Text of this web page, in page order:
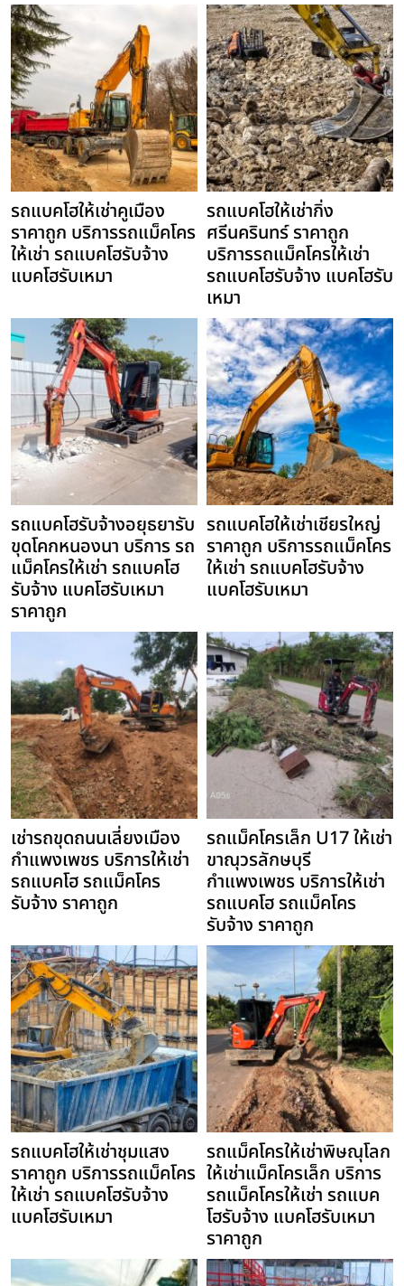
รถแบคโฮให้เช่าคูเมือง
ราคาถูก บริการรถแม็คโคร
ให้เช่า รถแบคโฮรับจ้าง
แบคโฮรับเหมา
รถแบคโฮให้เช่ากิ่ง
ศรีนครินทร์ ราคาถูก
บริการรถแม็คโครให้เช่า
รถแบคโฮรับจ้าง แบคโฮรับ
เหมา
รถแบคโฮรับจ้างอยุธยารับ
ขุดโคกหนองนา บริการ รถ
แม็คโครให้เช่า รถแบคโฮ
รับจ้าง แบคโฮรับเหมา
ราคาถูก
รถแบคโฮให้เช่าเชียรใหญ่
ราคาถูก บริการรถแม็คโคร
ให้เช่า รถแบคโฮรับจ้าง
แบคโฮรับเหมา
เช่ารถขุดถนนเลี่ยงเมือง
กำแพงเพชร บริการให้เช่า
รถแบคโฮ รถแม็คโคร
รับจ้าง ราคาถูก
รถแม็คโครเล็ก U17 ให้เช่า
ขาณุวรลักษบุรี
กำแพงเพชร บริการให้เช่า
รถแบคโฮ รถแม็คโคร
รับจ้าง ราคาถูก
รถแบคโฮให้เช่าชุมแสง
ราคาถูก บริการรถแม็คโคร
ให้เช่า รถแบคโฮรับจ้าง
แบคโฮรับเหมา
รถแม็คโครให้เช่าพิษณุโลก
ให้เช่าแม็คโครเล็ก บริการ
รถแม็คโครให้เช่า รถแบค
โฮรับจ้าง แบคโฮรับเหมา
ราคาถูก